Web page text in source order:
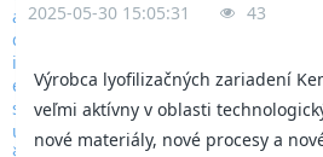
2025-05-30 15:05:31 43
Výrobca lyofilizačných zariadení
veľmi aktívny v oblasti
nové materiály, nové procesy a